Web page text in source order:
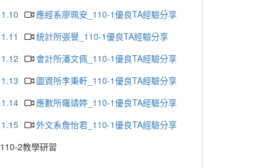
1.10
應經系廖珮安_110-1優良TA經驗分享
1.11
統計所張譽_110-1優良TA經驗分享
1.12
會計所潘文佩_110-1優良TA經驗分享
1.13
圖資所李秉軒_110-1優良TA經驗分享
1.14
應數所羅靖婷_110-1優良TA經驗分享
1.15
外文系詹怡君_110-1優良TA經驗分享
110-2教學研習